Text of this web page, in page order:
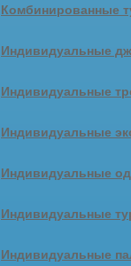
Комбинированные
Индивидуальные
Индивидуальные
Индивидуальные
Индивидуальные
Индивидуальные
Индивидуальные